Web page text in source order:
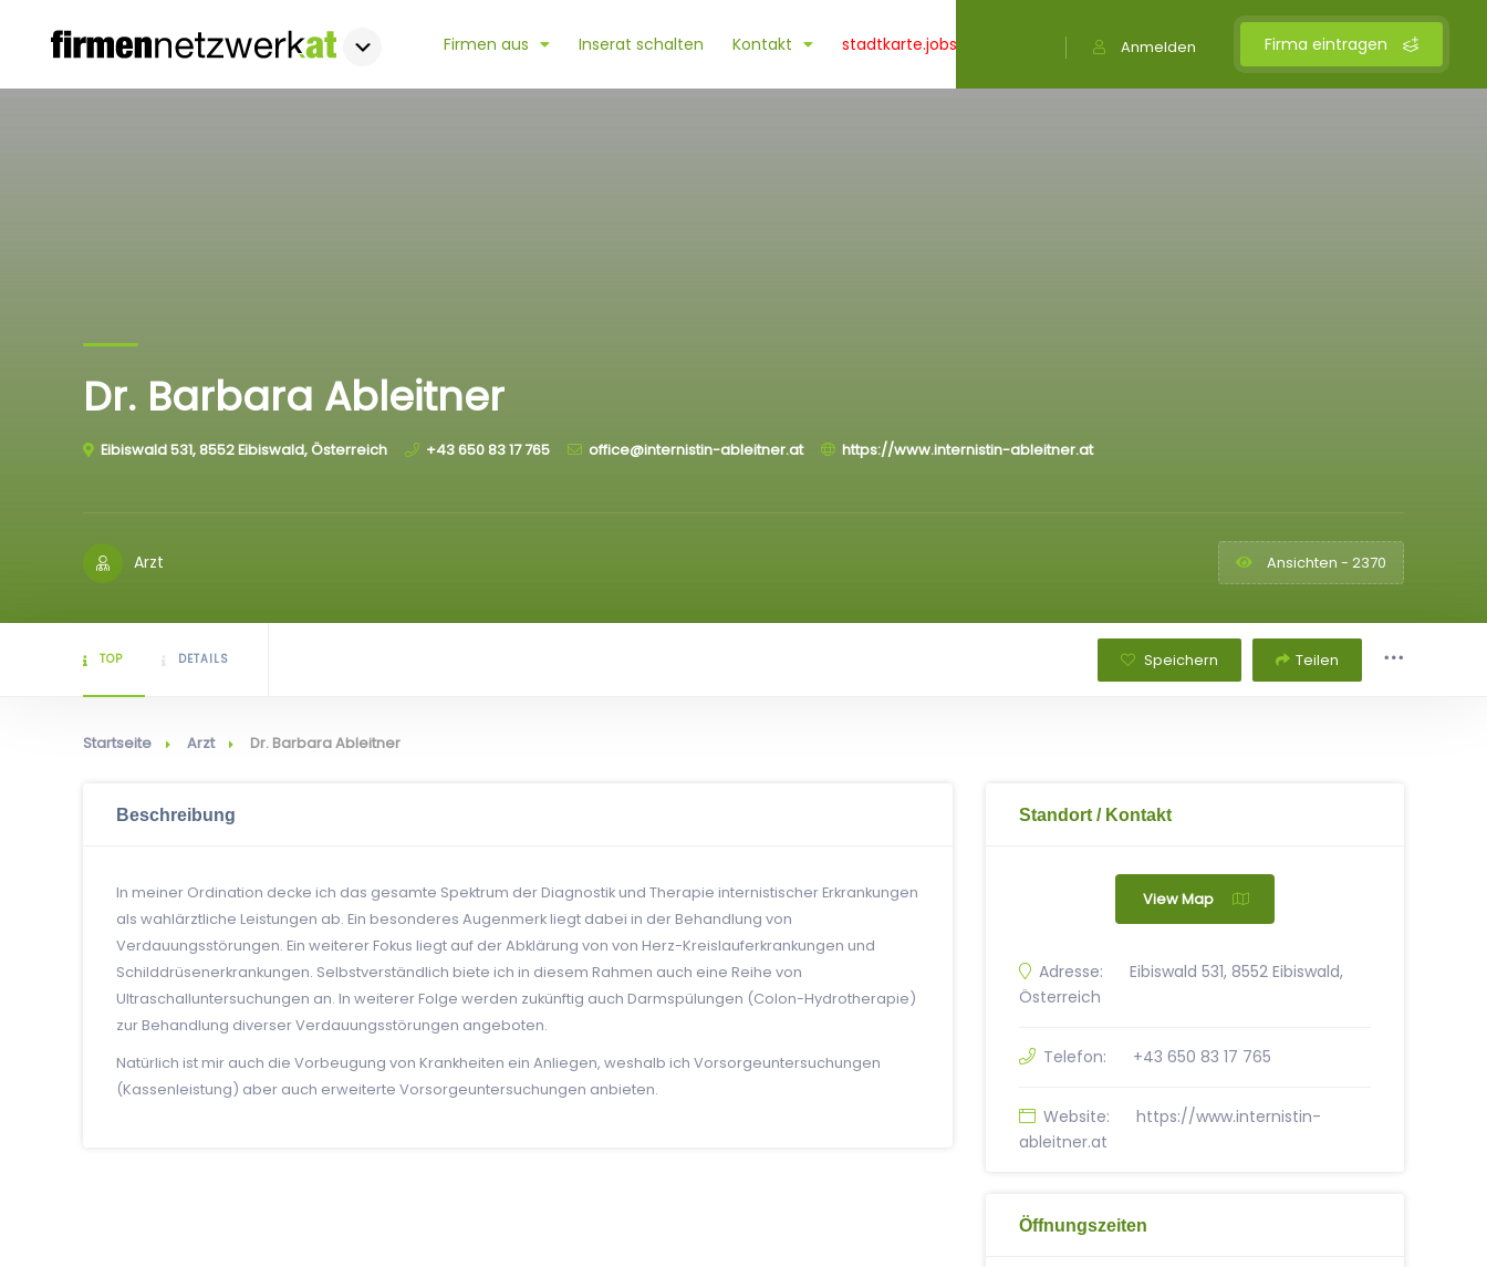
Firma eintragen
Anmelden
Firmen aus Inserat schalten Kontakt stadtkarte.jobs
Dr. Barbara Ableitner
Eibiswald 531, 8552 Eibiswald, Österreich +43 650 83 17 765 office@internistin-ableitner.at https://www.internistin-ableitner.at
Arzt Ansichten - 2370
TOP DETAILS Speichern Teilen
Startseite Arzt Dr. Barbara Ableitner
Beschreibung
In meiner Ordination decke ich das gesamte Spektrum der Diagnostik und Therapie internistischer Erkrankungen
als wahlärztliche Leistungen ab. Ein besonderes Augenmerk liegt dabei in der Behandlung von
Verdauungsstörungen. Ein weiterer Fokus liegt auf der Abklärung von von Herz-Kreislauferkrankungen und
Schilddrüsenerkrankungen. Selbstverständlich biete ich in diesem Rahmen auch eine Reihe von
Ultraschalluntersuchungen an. In weiterer Folge werden zukünftig auch Darmspülungen (Colon-Hydrotherapie)
zur Behandlung diverser Verdauungsstörungen angeboten.
Natürlich ist mir auch die Vorbeugung von Krankheiten ein Anliegen, weshalb ich Vorsorgeuntersuchungen
(Kassenleistung) aber auch erweiterte Vorsorgeuntersuchungen anbieten.
Standort / Kontakt
View Map
Adresse:
Eibiswald 531, 8552 Eibiswald,
Österreich
Telefon: +43 650 83 17 765
Website:
https://www.internistin-
ableitner.at
Öffnungszeiten